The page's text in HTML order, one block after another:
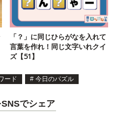
「？」に同じひらがなを入れて
言葉を作れ！同じ文字いれクイ
ズ【51】
ード # 今日のパズル
でシェア